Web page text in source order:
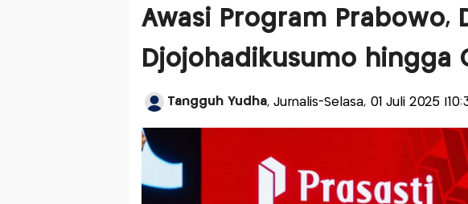
Awasi Program Prabowo,
Djojohadikusumo hingga
Tangguh Yudha, Jurnalis-Selasa, 01 Juli 2025